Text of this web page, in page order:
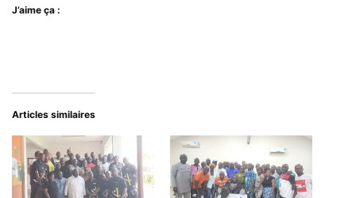
J’aime ça :
Articles similaires